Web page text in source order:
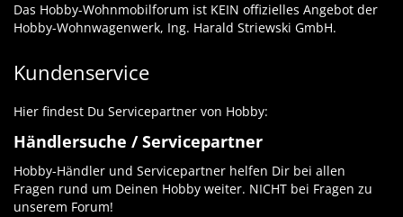
Das Hobby-Wohnmobilforum ist KEIN offizielles Angebot der
Hobby-Wohnwagenwerk, Ing. Harald Striewski GmbH.
Kundenservice
Hier findest Du Servicepartner von Hobby:
Händlersuche / Servicepartner
Hobby-Händler und Servicepartner helfen Dir bei allen
Fragen rund um Deinen Hobby weiter. NICHT bei Fragen zu
unserem Forum!